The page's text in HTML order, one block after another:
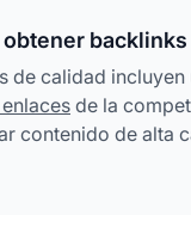
backlinks
calidad
de la
contenido de alta